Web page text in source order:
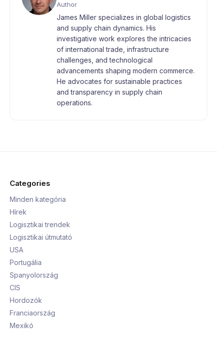
Author
James Miller specializes in global logistics
and supply chain dynamics. His
investigative work explores the intricacies
of international trade, infrastructure
challenges, and technological
advancements shaping modern commerce.
He advocates for sustainable practices
and transparency in supply chain
operations.
Categories
Minden kategória
Hírek
Logisztikai trendek
Logisztikai útmutató
USA
Portugália
Spanyolország
CIS
Hordozók
Franciaország
Mexikó